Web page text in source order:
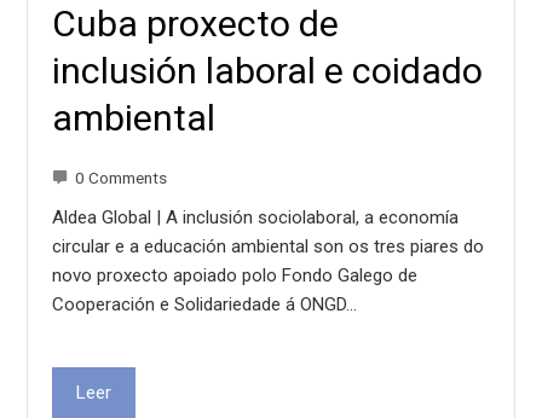
Cuba proxecto de
inclusión laboral e coidado
ambiental
0 Comments
Aldea Global | A inclusión sociolaboral, a economía
circular e a educación ambiental son os tres piares do
novo proxecto apoiado polo Fondo Galego de
Cooperación e Solidariedade á ONGD…
Leer